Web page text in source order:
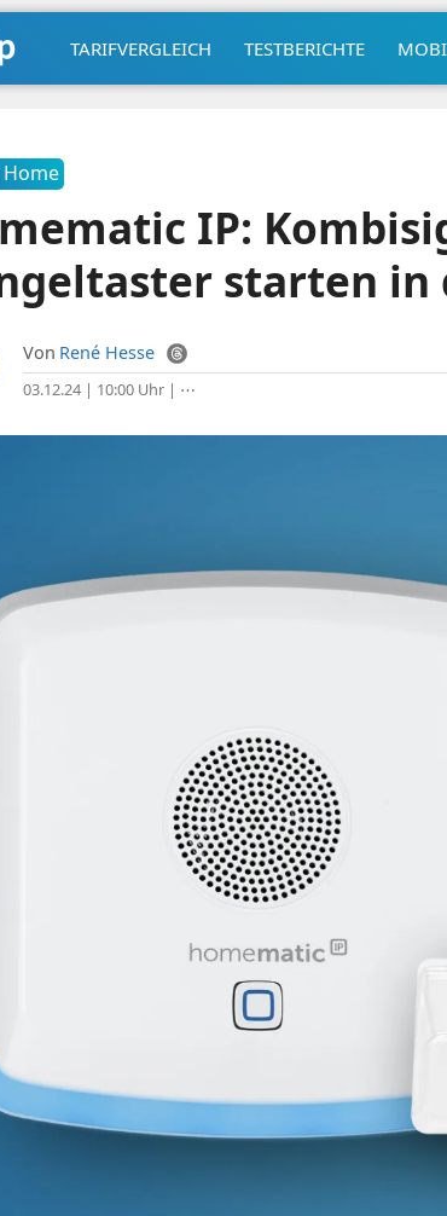
TARIFVERGLEICH TESTBERICHTE
IP:
starten in
Von René Hesse
03.12.24 | 10:00 Uhr| ⋯